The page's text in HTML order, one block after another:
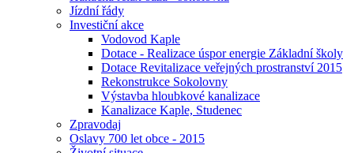
Jízdní řády
Investiční akce
Vodovod Kaple
Dotace - Realizace úspor energie Základní školy
Dotace Revitalizace veřejných prostranství 2015
Rekonstrukce Sokolovny
Výstavba hloubkové kanalizace
Kanalizace Kaple, Studenec
Zpravodaj
Oslavy 700 let obce - 2015